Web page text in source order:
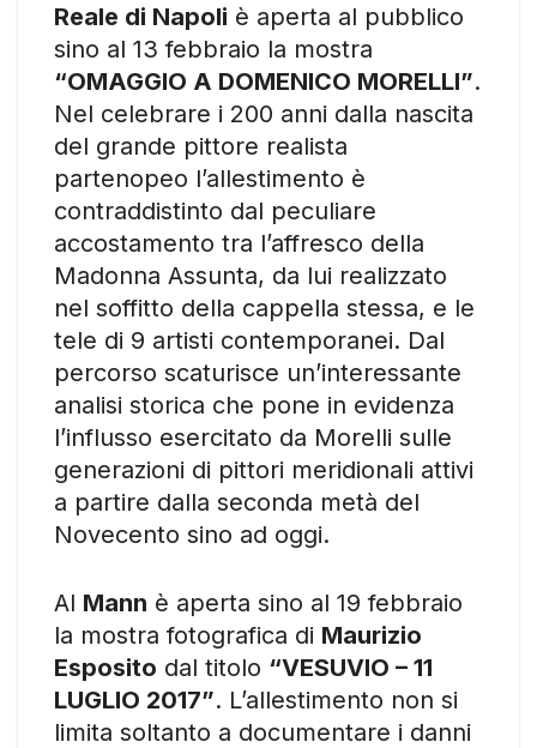
Reale di Napoli è aperta al pubblico
sino al 13 febbraio la mostra
“OMAGGIO A DOMENICO MORELLI”.
Nel celebrare i 200 anni dalla nascita
del grande pittore realista
partenopeo l’allestimento è
contraddistinto dal peculiare
accostamento tra l’affresco della
Madonna Assunta, da lui realizzato
nel soffitto della cappella stessa, e le
tele di 9 artisti contemporanei. Dal
percorso scaturisce un’interessante
analisi storica che pone in evidenza
l’influsso esercitato da Morelli sulle
generazioni di pittori meridionali attivi
a partire dalla seconda metà del
Novecento sino ad oggi.
Al Mann è aperta sino al 19 febbraio
la mostra fotografica di Maurizio
Esposito dal titolo “VESUVIO – 11
LUGLIO 2017”. L’allestimento non si
limita soltanto a documentare i danni